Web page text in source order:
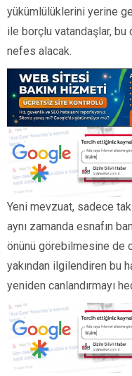
yükümlülüklerini yerine
ile borçlu vatandaşlar,
nefes alacak.
Yeni mevzuat, sadece
aynı zamanda esnafın
önünü görebilmesine de
yakından ilgilendiren bu
yeniden canlandırmayı